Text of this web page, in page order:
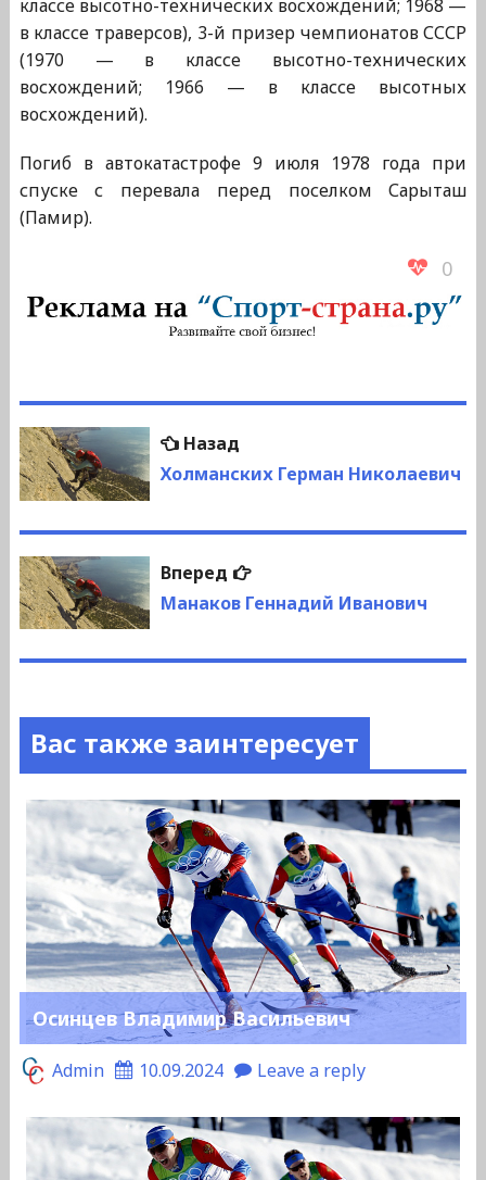
классе высотно-технических восхождений; 1968 —
в классе траверсов), 3-й призер чемпионатов СССР
(1970 — в классе высотно-технических
восхождений; 1966 — в классе высотных
восхождений).
Погиб в автокатастрофе 9 июля 1978 года при
спуске с перевала перед поселком Сарыташ
(Памир).
0
Навигация
по
записям
НазадПредыдущая
запись:
Холманских Герман Николаевич
Вперед
Следующая
запись:
Манаков Геннадий Иванович
Вас также заинтересует
Осинцев Владимир Васильевич
Admin 10.09.2024 Leave a reply